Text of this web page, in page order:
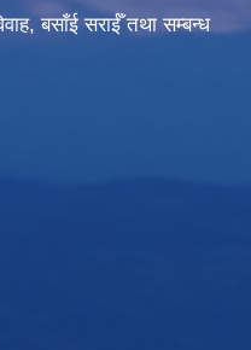
बसाँई सराईँ तथा सम्बन्ध